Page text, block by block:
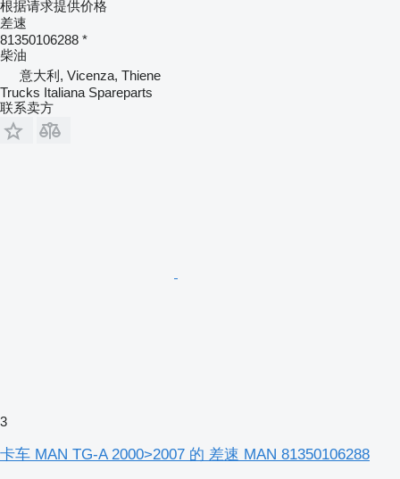
根据请求提供价格
差速
81350106288 *
柴油
意大利, Vicenza, Thiene
Trucks Italiana Spareparts
联系卖方
3
卡车 MAN TG-A 2000>2007 的 差速 MAN 81350106288